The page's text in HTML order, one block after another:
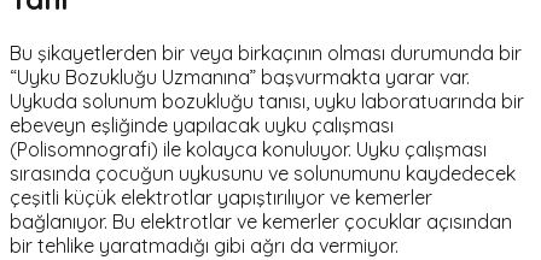
Bu şikayetlerden bir veya birkaçının olması durumunda bir
“Uyku Bozukluğu Uzmanına” başvurmakta yarar var.
Uykuda solunum bozukluğu tanısı, uyku laboratuarında bir
ebeveyn eşliğinde yapılacak uyku çalışması
(Polisomnografi) ile kolayca konuluyor. Uyku çalışması
sırasında çocuğun uykusunu ve solunumunu kaydedecek
çeşitli küçük elektrotlar yapıştırılıyor ve kemerler
bağlanıyor. Bu elektrotlar ve kemerler çocuklar açısından
bir tehlike yaratmadığı gibi ağrı da vermiyor.